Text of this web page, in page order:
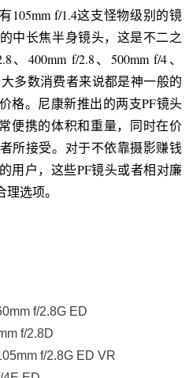
105mm f/1.4这支怪物级别的镜
中长焦半身镜头，这是不二之
、400mm f/2.8、500mm f/4、
大多数消费者来说都是神一般的
格。尼康新推出的两支PF镜头
常便携的体积和重量，同时在价
所接受。对于不依靠摄影赚钱
用户，这些PF镜头或者相对廉
选项。
f/2.8G ED
f/2.8D
f/2.8G ED VR